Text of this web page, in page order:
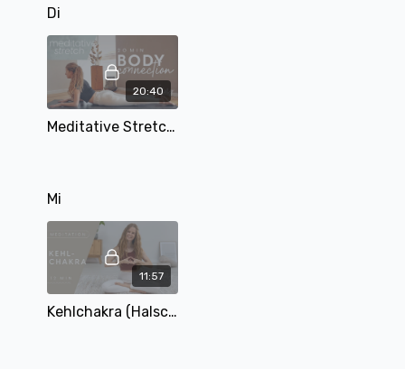
Di
20:40
Meditative Stretch Tag 2 | Body Connection | mit Mary | 20 Min
Mi
11:57
Kehlchakra (Halschakra) Meditation | mit Mary | 12 Min